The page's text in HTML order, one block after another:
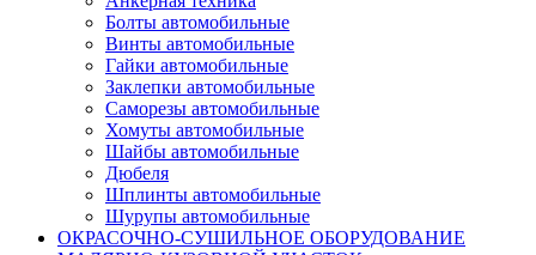
Болты автомобильные
Винты автомобильные
Гайки автомобильные
Заклепки автомобильные
Саморезы автомобильные
Хомуты автомобильные
Шайбы автомобильные
Дюбеля
Шплинты автомобильные
Шурупы автомобильные
ОКРАСОЧНО-СУШИЛЬНОЕ ОБОРУДОВАНИЕ